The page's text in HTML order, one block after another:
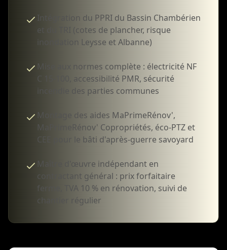
Intégration du PPRI du Bassin Chambérien
et du TRI (cotes de plancher, risque
inondation Leysse et Albanne)
Mise aux normes complète : électricité NF
C 15-100, accessibilité PMR, sécurité
incendie des parties communes
Montage des aides MaPrimeRénov',
MaPrimeRénov' Copropriétés, éco-PTZ et
CEE pour le bâti d'après-guerre savoyard
Maître d'œuvre indépendant en
contractant général : prix forfaitaire
ferme, TVA 10 % en rénovation, suivi de
chantier régulier